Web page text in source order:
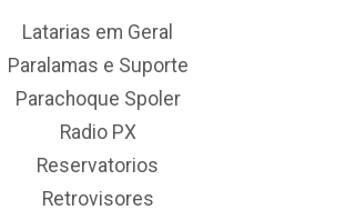
Latarias em Geral
Paralamas e Suporte
Parachoque Spoler
Radio PX
Reservatorios
Retrovisores